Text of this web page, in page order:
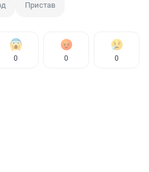
Пристав
0 0 0